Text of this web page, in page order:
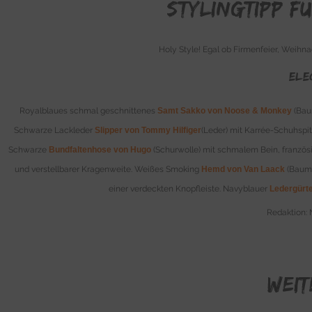
Stylingtipp
Holy Style! Egal ob Firmenfeier,
Royalblaues schmal geschnittenes Samt Sakko von Noose & Monkey
Schwarze Lackleder Slipper von Tommy Hilfiger(Leder) mit Karrée-
Schwarze Bundfaltenhose von Hugo (Schurwolle) mit schmalem Bein,
und verstellbarer Kragenweite. Weißes Smoking Hemd von Van Laack
einer verdeckten Knopfleiste. Navyblauer
Redaktion: